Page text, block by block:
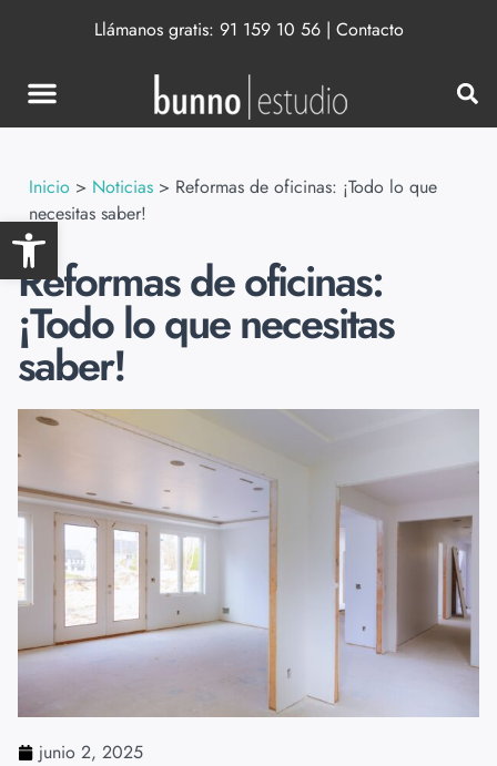
Abrir barra de herramientas
Llámanos gratis: 91 159 10 56| Contacto
Inicio > Noticias > Reformas de oficinas: ¡Todo lo que
necesitas saber!
Reformas de oficinas:
¡Todo lo que necesitas
saber!
junio 2, 2025